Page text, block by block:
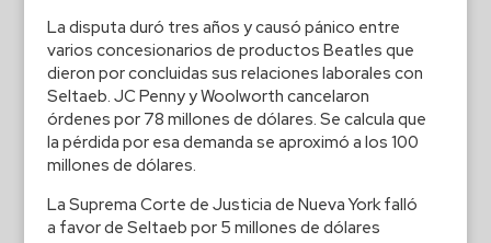
La disputa duró tres años y causó pánico entre
varios concesionarios de productos Beatles que
dieron por concluidas sus relaciones laborales con
Seltaeb. JC Penny y Woolworth cancelaron
órdenes por 78 millones de dólares. Se calcula que
la pérdida por esa demanda se aproximó a los 100
millones de dólares.
La Suprema Corte de Justicia de Nueva York falló
a favor de Seltaeb por 5 millones de dólares